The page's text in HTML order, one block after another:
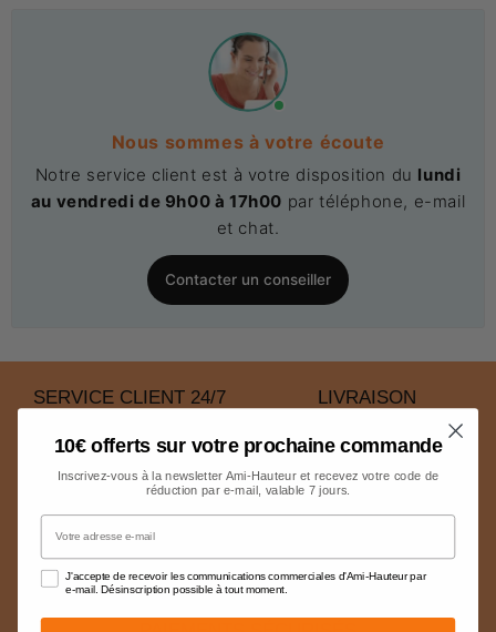
Nous sommes à votre écoute
Notre service client est à votre disposition du lundi
au vendredi de 9h00 à 17h00 par téléphone, e-mail
et chat.
Contacter un conseiller
SERVICE CLIENT 24/7
Notre équipe est à votre
toutes vos questions.
LIVRAISON
Les frais de livraison sont
Ils sont calculés en
fonction du poids et du
10€ offerts sur votre prochaine commande
Inscrivez-vous à la newsletter Ami-Hauteur et recevez votre code de
réduction par e-mail, valable 7 jours.
Votre adresse e-mail
J'accepte de recevoir les communications commerciales d'Ami-Hauteur par
e-mail. Désinscription possible à tout moment.